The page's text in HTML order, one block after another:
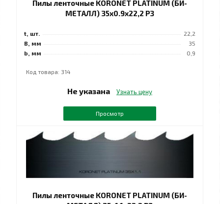
Пилы ленточные KORONET PLATINUM (БИ-
МЕТАЛЛ) 35x0.9x22,2 РЗ
t, шт.
22,2
B, мм
35
b, мм
0,9
Код товара: 314
Не указана Узнать цену
Просмотр
Пилы ленточные KORONET PLATINUM (БИ-